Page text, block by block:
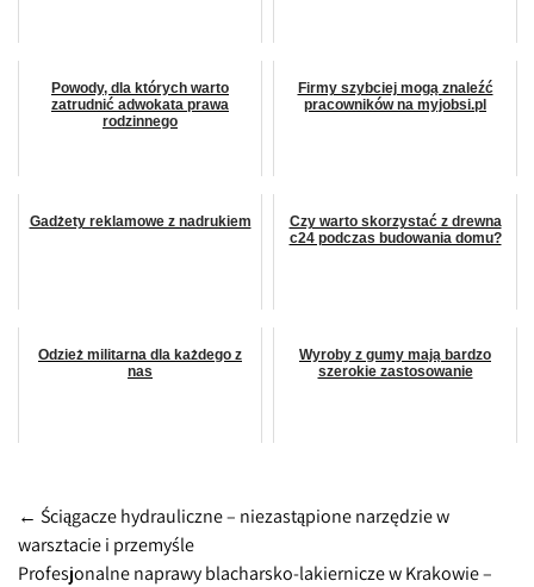
Powody, dla których warto
zatrudnić adwokata prawa
rodzinnego
Firmy szybciej mogą znaleźć
pracowników na myjobsi.pl
Gadżety reklamowe z nadrukiem
Czy warto skorzystać z drewna
c24 podczas budowania domu?
Odzież militarna dla każdego z
nas
Wyroby z gumy mają bardzo
szerokie zastosowanie
Post
navigation
← Ściągacze hydrauliczne – niezastąpione narzędzie w
warsztacie i przemyśle
Profesjonalne naprawy blacharsko-lakiernicze w Krakowie –